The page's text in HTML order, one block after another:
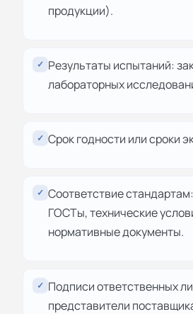
продукции).
✓ Результаты испытаний:
лабораторных
✓ Срок годности или сроки
✓ Соответствие
ГОСТы, технические
нормативные документы.
✓ Подписи ответственных
представители